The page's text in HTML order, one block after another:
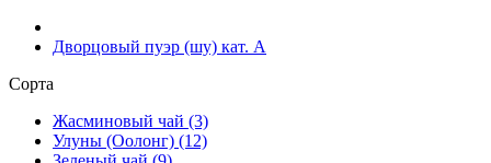
Дворцовый пуэр (шу) кат. A
Сорта
Жасминовый чай (3)
Улуны (Оолонг) (12)